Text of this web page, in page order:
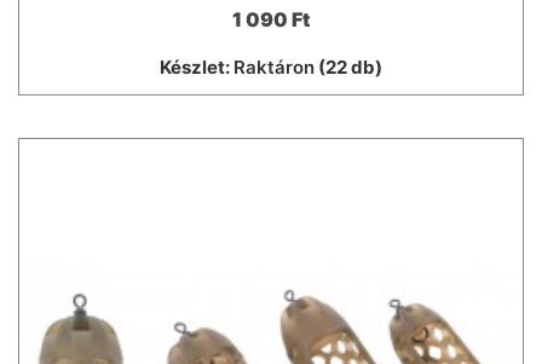
1 090 Ft
Készlet: Raktáron (22 db)